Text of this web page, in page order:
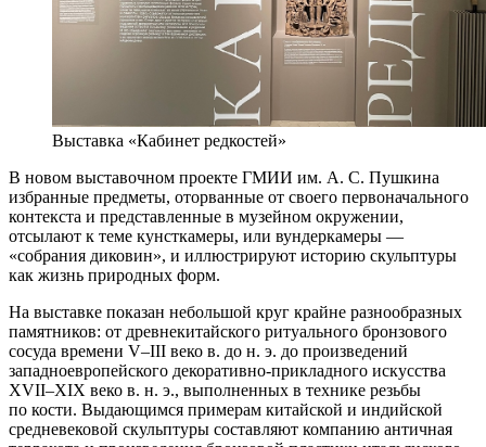
Выставка «Кабинет редкостей»
В новом выставочном проекте ГМИИ им. А. С. Пушкина
избранные предметы, оторванные от своего первоначального
контекста и представленные в музейном окружении,
отсылают к теме кунсткамеры, или вундеркамеры —
«собрания диковин», и иллюстрируют историю скульптуры
как жизнь природных форм.
На выставке показан небольшой круг крайне разнообразных
памятников: от древнекитайского ритуального бронзового
сосуда времени V–III веко в. до н. э. до произведений
западноевропейского декоративно-прикладного искусства
XVII–XIX веко в. н. э., выполненных в технике резьбы
по кости. Выдающимся примерам китайской и индийской
средневековой скульптуры составляют компанию античная